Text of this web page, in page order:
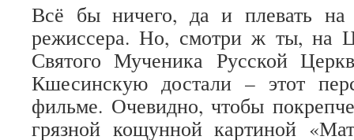
Всё бы ничего, да и плевать на
режиссера. Но, смотри ж ты, на
Святого Мученика Русской
Кшесинскую достали – этот
фильме. Очевидно, чтобы
грязной кощунной картиной